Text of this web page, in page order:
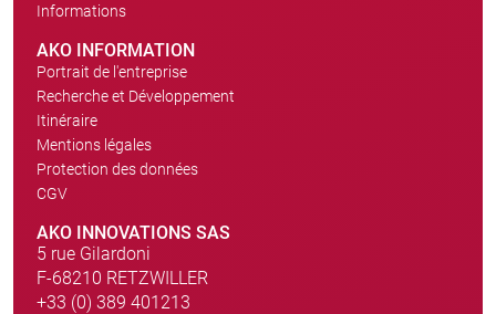
Informations
AKO INFORMATION
Portrait de l'entreprise
Recherche et Développement
Itinéraire
Mentions légales
Protection des données
CGV
AKO INNOVATIONS SAS
5 rue Gilardoni
F-68210 RETZWILLER
+33 (0) 389 401213